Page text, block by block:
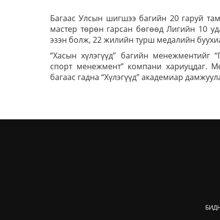
Багаас Улсын шигшээ багийн 20 гаруй
мастер төрөн гарсан бөгөөд Лигийн 10
эзэн болж, 22 жилийн турш медалийн
“Хасын хүлэгүүд” багийн менежментийг
спорт менежмент” компани хариуцдаг.
багаас гадна “Хүлэгүүд” академиар